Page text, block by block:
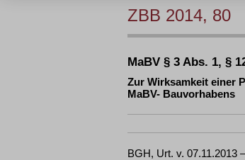
ZBB 2014, 80
MaBV § 3 Abs. 1, §
Zur Wirksamkeit einer
MaBV- Bauvorhabens
BGH, Urt. v. 07.11.2013